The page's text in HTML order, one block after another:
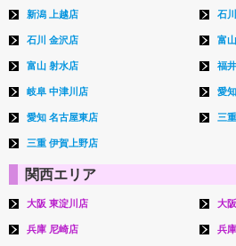
新潟 上越店 石
石川 金沢店 富
富山 射水店 福
岐阜 中津川店 愛
愛知 名古屋東店 三
三重 伊賀上野店
関西エリア
大阪 東淀川店 大
兵庫 尼崎店 兵